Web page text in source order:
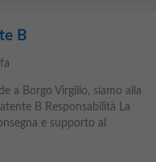
B
a Borgo Virgilio, siamo alla
B Responsabilità La
e supporto al